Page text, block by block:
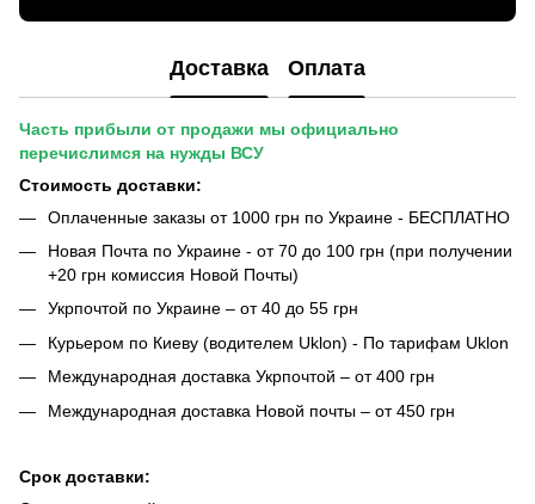
Доставка Оплата
Часть прибыли от продажи мы официально
перечислимся на нужды ВСУ
Стоимость доставки:
Оплаченные заказы от 1000 грн по Украине - БЕСПЛАТНО
Новая Почта по Украине - от 70 до 100 грн (при получении
+20 грн комиссия Новой Почты)
Укрпочтой по Украине – от 40 до 55 грн
Курьером по Киеву (водителем Uklon) - По тарифам Uklon
Международная доставка Укрпочтой – от 400 грн
Международная доставка Новой почты – от 450 грн
Срок доставки: